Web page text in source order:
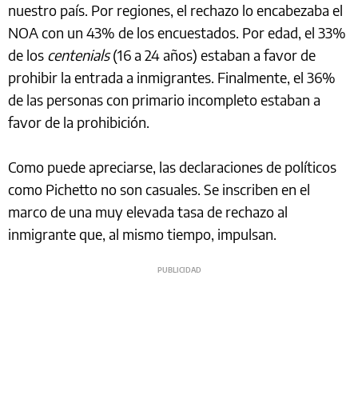
nuestro país. Por regiones, el rechazo lo encabezaba el
NOA con un 43% de los encuestados. Por edad, el 33%
de los centenials(16 a 24 años) estaban a favor de
prohibir la entrada a inmigrantes. Finalmente, el 36%
de las personas con primario incompleto estaban a
favor de la prohibición.
Como puede apreciarse, las declaraciones de políticos
como Pichetto no son casuales. Se inscriben en el
marco de una muy elevada tasa de rechazo al
inmigrante que, al mismo tiempo, impulsan.